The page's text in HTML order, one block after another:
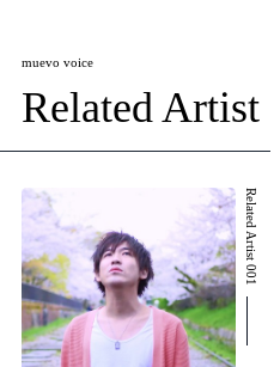
muevo voice
Related Artist
Related Artist 001